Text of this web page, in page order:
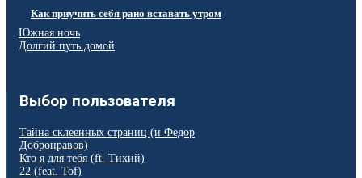
Как приучить себя рано вставать утром
Южная ночь
Долгий путь домой
Выбор пользователя
Тайна cклеенных cтраниц (и Федор
Добронравов)
Кто я для тебя (ft. Тихий)
22 (feat. Tof)